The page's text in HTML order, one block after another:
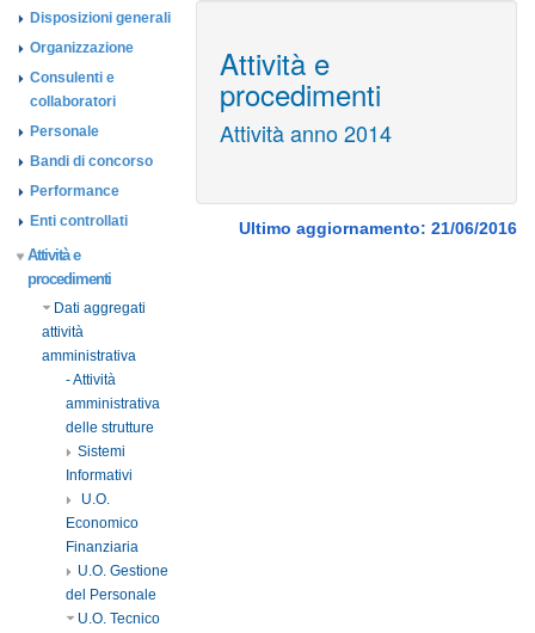
Disposizioni generali
Organizzazione
Consulenti e
collaboratori
Personale
Bandi di concorso
Performance
Enti controllati
Attività e
procedimenti
Dati aggregati
attività
amministrativa
- Attività
amministrativa
delle strutture
Sistemi
Informativi
U.O.
Economico
Finanziaria
U.O. Gestione
del Personale
U.O. Tecnico
Attività e
procedimenti
Attività anno 2014
Ultimo aggiornamento: 21/06/2016